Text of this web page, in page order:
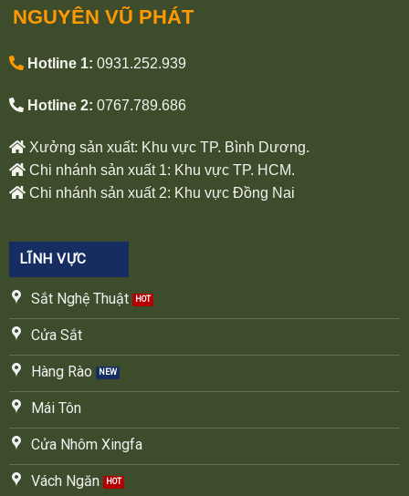
NGUYÊN VŨ PHÁT
Hotline 1: 0931.252.939
Hotline 2: 0767.789.686
Xưởng sản xuất: Khu vực TP. Bình Dương.
Chi nhánh sản xuất 1: Khu vực TP. HCM.
Chi nhánh sản xuất 2: Khu vực Đồng Nai
LĨNH VỰC
Sắt Nghệ Thuật
Cửa Sắt
Hàng Rào
Mái Tôn
Cửa Nhôm Xingfa
Vách Ngăn